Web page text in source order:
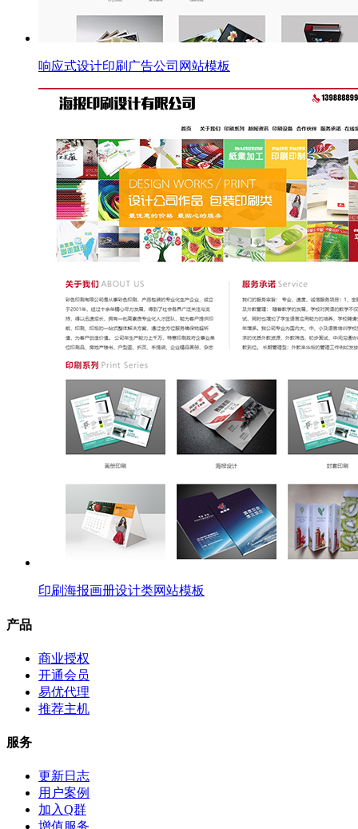
响应式设计印刷广告公司网站模板
印刷海报画册设计类网站模板
产品
商业授权
开通会员
易优代理
推荐主机
服务
更新日志
用户案例
加入Q群